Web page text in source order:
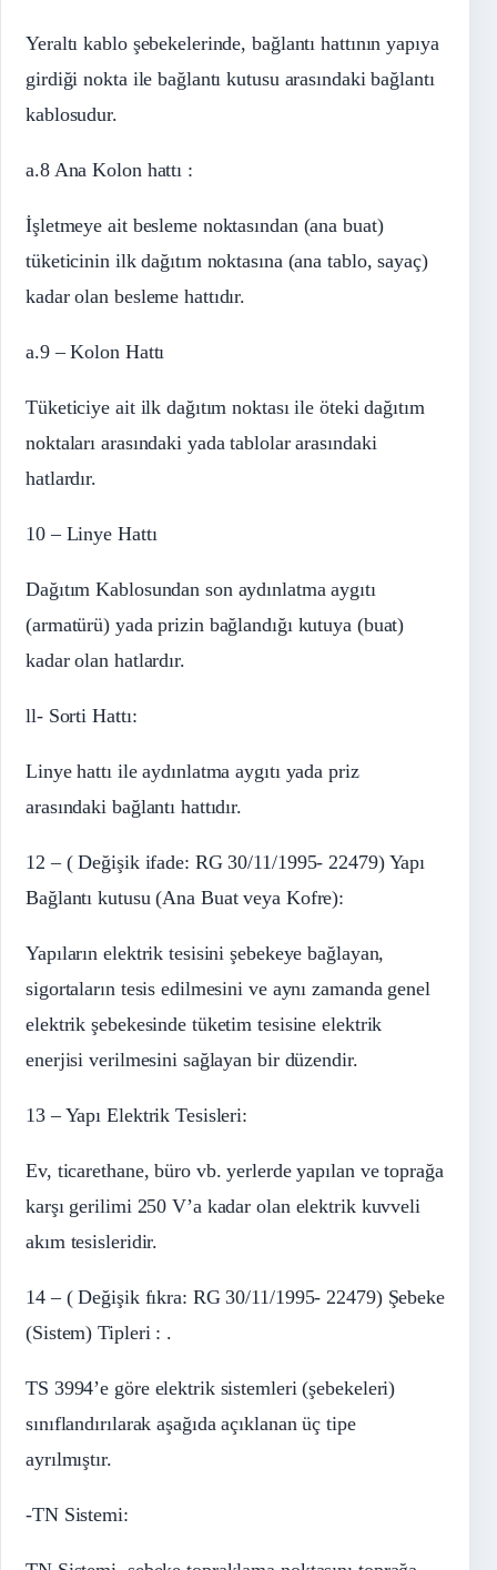
Yeraltı kablo şebekelerinde, bağlantı hattının yapıya
girdiği nokta ile bağlantı kutusu arasındaki bağlantı
kablosudur.
a.8 Ana Kolon hattı :
İşletmeye ait besleme noktasından (ana buat)
tüketicinin ilk dağıtım noktasına (ana tablo, sayaç)
kadar olan besleme hattıdır.
a.9 – Kolon Hattı
Tüketiciye ait ilk dağıtım noktası ile öteki dağıtım
noktaları arasındaki yada tablolar arasındaki
hatlardır.
10 – Linye Hattı
Dağıtım Kablosundan son aydınlatma aygıtı
(armatürü) yada prizin bağlandığı kutuya (buat)
kadar olan hatlardır.
ll- Sorti Hattı:
Linye hattı ile aydınlatma aygıtı yada priz
arasındaki bağlantı hattıdır.
12 – ( Değişik ifade: RG 30/11/1995- 22479) Yapı
Bağlantı kutusu (Ana Buat veya Kofre):
Yapıların elektrik tesisini şebekeye bağlayan,
sigortaların tesis edilmesini ve aynı zamanda genel
elektrik şebekesinde tüketim tesisine elektrik
enerjisi verilmesini sağlayan bir düzendir.
13 – Yapı Elektrik Tesisleri:
Ev, ticarethane, büro vb. yerlerde yapılan ve toprağa
karşı gerilimi 250 V’a kadar olan elektrik kuvveli
akım tesisleridir.
14 – ( Değişik fıkra: RG 30/11/1995- 22479) Şebeke
(Sistem) Tipleri : .
TS 3994’e göre elektrik sistemleri (şebekeleri)
sınıflandırılarak aşağıda açıklanan üç tipe
ayrılmıştır.
-TN Sistemi: